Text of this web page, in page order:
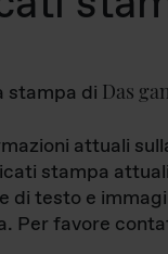
stampa di Das
attuali
stampa
di testo e
Per favore